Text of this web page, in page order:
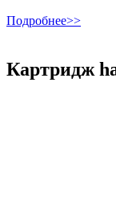
Подробнее>>
Картридж